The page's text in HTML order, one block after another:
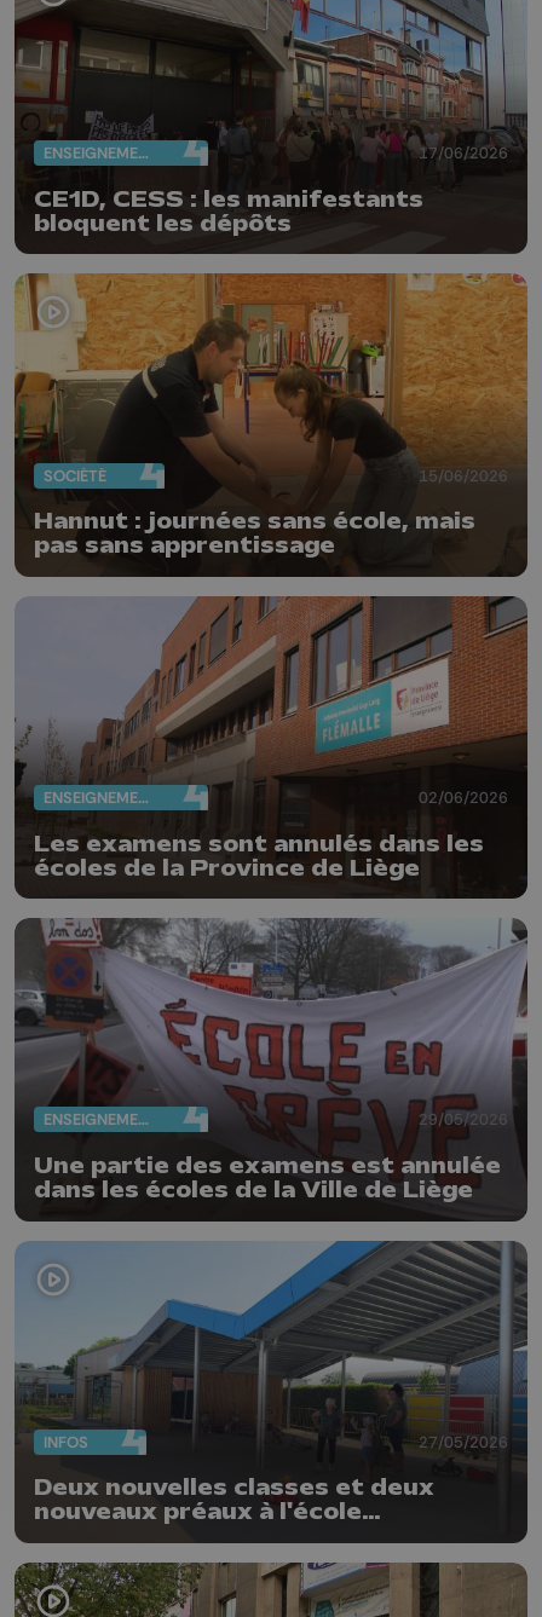
ENSEIGNEMENT 17/06/2026
CE1D, CESS : les manifestants
bloquent les dépôts
SOCIÉTÉ 15/06/2026
Hannut : journées sans école, mais
pas sans apprentissage
ENSEIGNEMENT 02/06/2026
Les examens sont annulés dans les
écoles de la Province de Liège
ENSEIGNEMENT 29/05/2026
Une partie des examens est annulée
dans les écoles de la Ville de Liège
INFOS 27/05/2026
Deux nouvelles classes et deux
nouveaux préaux à l'école
communale d'Oreye